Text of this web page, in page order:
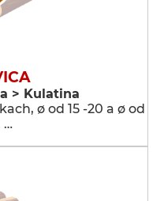
> Kulatina
ø od 15 -20 a ø od
…